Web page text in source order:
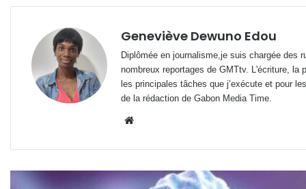
Geneviève Dewuno Edou
Diplômée en journalisme,je suis chargée des
nombreux reportages de GMTtv. L'écriture,
les principales tâches que j’exécute et pour
de la rédaction de Gabon Media Time.